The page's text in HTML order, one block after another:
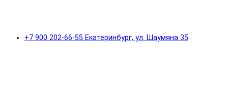
+7 900 202-66-55 Екатеринбург, ул. Шаумяна 35